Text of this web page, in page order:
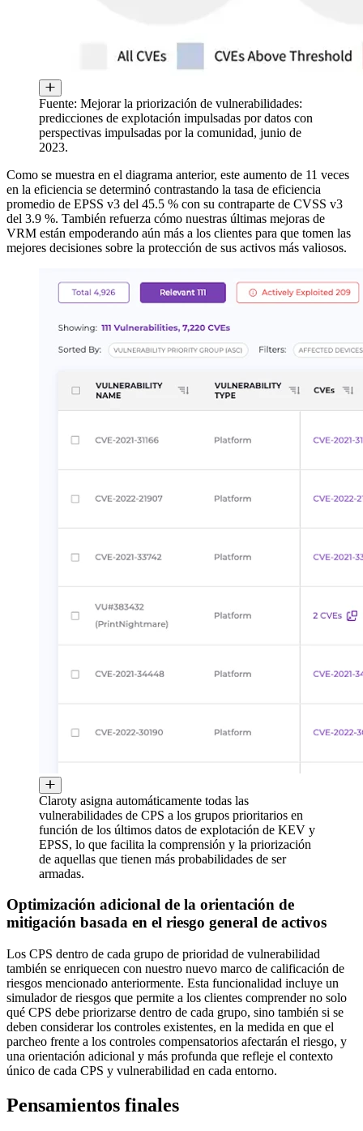
Fuente: Mejorar la priorización de vulnerabilidades:
predicciones de explotación impulsadas por datos con
perspectivas impulsadas por la comunidad, junio de
2023.
Como se muestra en el diagrama anterior, este aumento de 11 veces
en la eficiencia se determinó contrastando la tasa de eficiencia
promedio de EPSS v3 del 45.5 % con su contraparte de CVSS v3
del 3.9 %. También refuerza cómo nuestras últimas mejoras de
VRM están empoderando aún más a los clientes para que tomen las
mejores decisiones sobre la protección de sus activos más valiosos.
Claroty asigna automáticamente todas las
vulnerabilidades de CPS a los grupos prioritarios en
función de los últimos datos de explotación de KEV y
EPSS, lo que facilita la comprensión y la priorización
de aquellas que tienen más probabilidades de ser
armadas.
Optimización adicional de la orientación de
mitigación basada en el riesgo general de activos
Los CPS dentro de cada grupo de prioridad de vulnerabilidad
también se enriquecen con nuestro nuevo marco de calificación de
riesgos mencionado anteriormente. Esta funcionalidad incluye un
simulador de riesgos que permite a los clientes comprender no solo
qué CPS debe priorizarse dentro de cada grupo, sino también si se
deben considerar los controles existentes, en la medida en que el
parcheo frente a los controles compensatorios afectarán el riesgo, y
una orientación adicional y más profunda que refleje el contexto
único de cada CPS y vulnerabilidad en cada entorno.
Pensamientos finales